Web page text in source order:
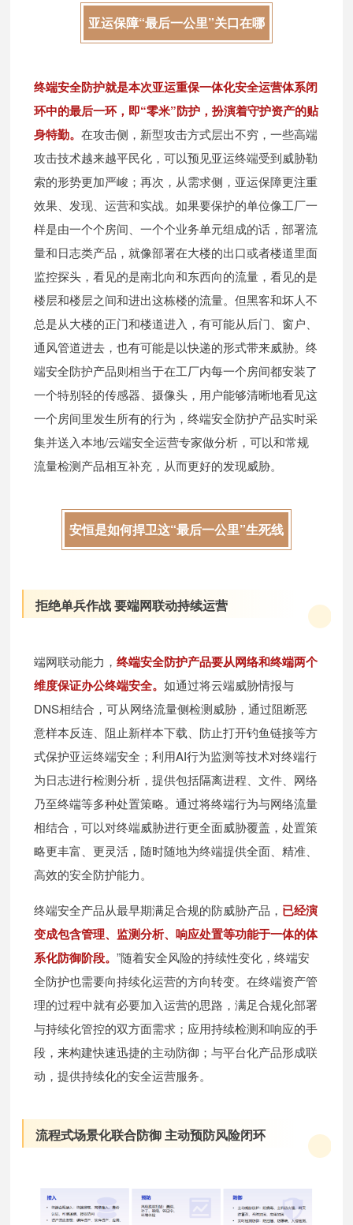
亚运保障“最后一公里”关口在哪
终端安全防护就是本次亚运重保一体化安全运营体系闭
环中的最后一环，即“零米”防护，扮演着守护资产的贴
身特勤。在攻击侧，新型攻击方式层出不穷，一些高端
攻击技术越来越平民化，可以预见亚运终端受到威胁勒
索的形势更加严峻；再次，从需求侧，亚运保障更注重
效果、发现、运营和实战。如果要保护的单位像工厂一
样是由一个个房间、一个个业务单元组成的话，部署流
量和日志类产品，就像部署在大楼的出口或者楼道里面
监控探头，看见的是南北向和东西向的流量，看见的是
楼层和楼层之间和进出这栋楼的流量。但黑客和坏人不
总是从大楼的正门和楼道进入，有可能从后门、窗户、
通风管道进去，也有可能是以快递的形式带来威胁。终
端安全防护产品则相当于在工厂内每一个房间都安装了
一个特别轻的传感器、摄像头，用户能够清晰地看见这
一个房间里发生所有的行为，终端安全防护产品实时采
集并送入本地/云端安全运营专家做分析，可以和常规
流量检测产品相互补充，从而更好的发现威胁。
安恒是如何捍卫这“最后一公里”生死线
拒绝单兵作战 要端网联动持续运营
端网联动能力，终端安全防护产品要从网络和终端两个
维度保证办公终端安全。如通过将云端威胁情报与
DNS相结合，可从网络流量侧检测威胁，通过阻断恶
意样本反连、阻止新样本下载、防止打开钓鱼链接等方
式保护亚运终端安全；利用AI行为监测等技术对终端行
为日志进行检测分析，提供包括隔离进程、文件、网络
乃至终端等多种处置策略。通过将终端行为与网络流量
相结合，可以对终端威胁进行更全面威胁覆盖，处置策
略更丰富、更灵活，随时随地为终端提供全面、精准、
高效的安全防护能力。
终端安全产品从最早期满足合规的防威胁产品， 已经演
变成包含管理、监测分析、响应处置等功能于一体的体
系化防御阶段。”随着安全风险的持续性变化，终端安
全防护也需要向持续化运营的方向转变。在终端资产管
理的过程中就有必要加入运营的思路，满足合规化部署
与持续化管控的双方面需求；应用持续检测和响应的手
段，来构建快速迅捷的主动防御；与平台化产品形成联
动，提供持续化的安全运营服务。
流程式场景化联合防御 主动预防风险闭环